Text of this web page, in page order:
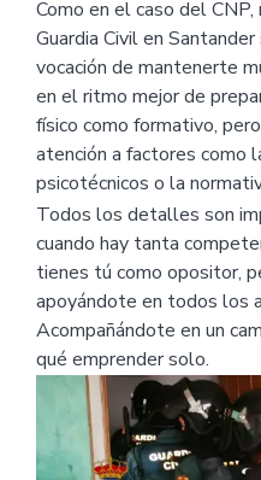
Como en el caso del
Guardia Civil en
vocación de mantenerte
en el ritmo mejor de
físico como formativo,
atención a factores como
psicotécnicos o la
Todos los detalles son
cuando hay tanta
tienes tú como opositor,
apoyándote en todos los
Acompañándote en un
qué emprender solo.